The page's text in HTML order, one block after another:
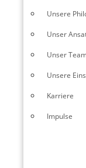
Unsere
Unser
Unser
Unsere
Karriere
Impulse